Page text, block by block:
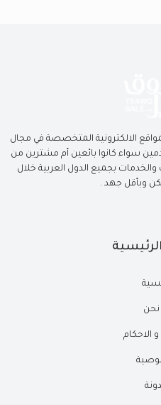
الالكترونية المتخصصة في مجال
سواء كانوا بائعين أم مشترين من
بجميع الدول العربية خلال
وبأقل جهد .
الاحكام